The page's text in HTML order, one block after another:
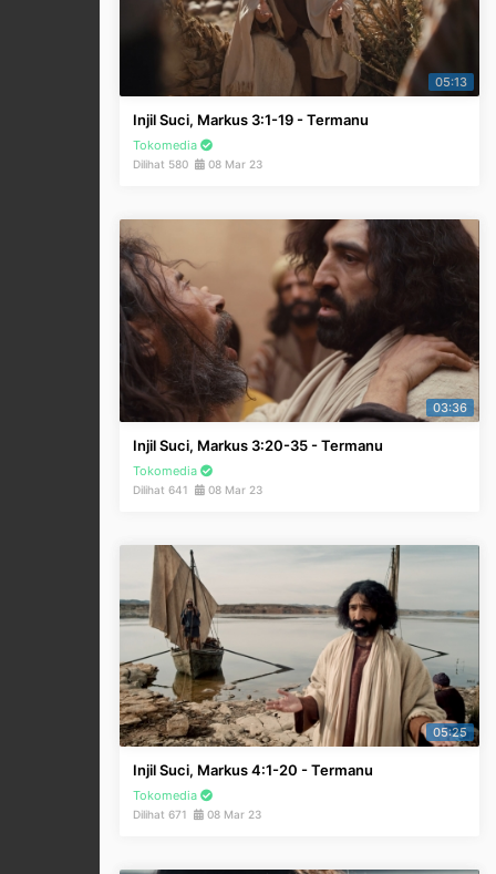
05:13
Injil Suci, Markus 3:1-19 - Termanu
Tokomedia
Dilihat 580 08 Mar 23
03:36
Injil Suci, Markus 3:20-35 - Termanu
Tokomedia
Dilihat 641 08 Mar 23
05:25
Injil Suci, Markus 4:1-20 - Termanu
Tokomedia
Dilihat 671 08 Mar 23